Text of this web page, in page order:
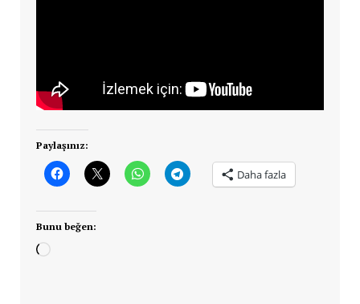
Paylaşınız:
Daha fazla
Bunu beğen:
Yükleniyor...